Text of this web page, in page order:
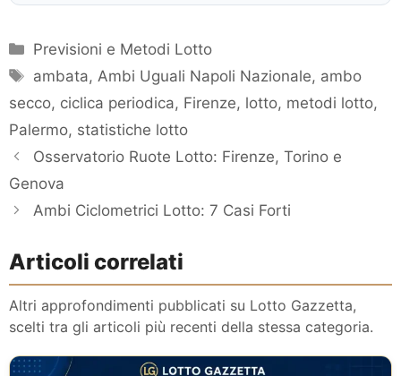
Categorie
Previsioni e Metodi Lotto
Tag
ambata, Ambi Uguali Napoli Nazionale, ambo
secco, ciclica periodica, Firenze, lotto, metodi lotto,
Palermo, statistiche lotto
Osservatorio Ruote Lotto: Firenze, Torino e
Genova
Ambi Ciclometrici Lotto: 7 Casi Forti
Articoli correlati
Altri approfondimenti pubblicati su Lotto Gazzetta,
scelti tra gli articoli più recenti della stessa categoria.